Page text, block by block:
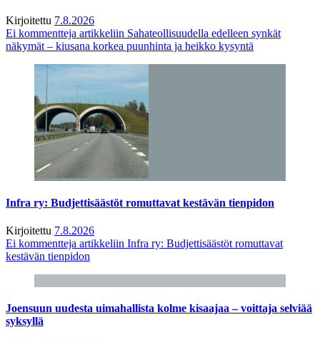
Kirjoitettu 7.8.2026
Ei kommentteja artikkeliin Sahateollisuudella edelleen synkät
näkymät – kiusana korkea puunhinta ja heikko kysyntä
Infra ry: Budjettisäästöt romuttavat kestävän tienpidon
Kirjoitettu 7.8.2026
Ei kommentteja artikkeliin Infra ry: Budjettisäästöt romuttavat
kestävän tienpidon
Joensuun uudesta uimahallista kolme kisaajaa – voittaja selviää
syksyllä